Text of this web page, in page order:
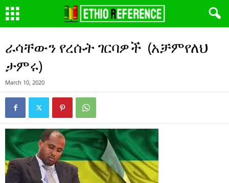
ራሳቸውን የረሱት ገርባዎች (አቻምየለህ
ታምሩ)
March 10, 2020